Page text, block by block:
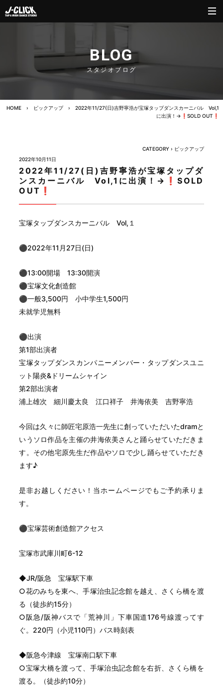
BLOG
スタジオブログ
HOME › ピックアップ› 2022年11/27(日)吉野寧浩が宝塚タップダンスカーニバル Vol,1
に出演！→❗️SOLD OUT❗️
CATEGORY › ピックアップ
2022年10月11日
2022年11/27(日)吉野寧浩が宝塚タップダ
ンスカーニバル Vol,1に出演！→❗️SOLD
OUT❗️
宝塚タップダンスカーニバル Vol,１
⚫︎2022年11月27日(日)
⚫︎13:00開場 13:30開演
⚫︎宝塚文化創造館
⚫︎一般3,500円 小中学生1,500円
未就学児無料
⚫︎出演
第1部出演者
宝塚タップダンスカンパニーメンバー・タップダンスユニ
ット陽炎&ドリームシャイン
第2部出演者
浦上雄次 細川慶太良 江口祥子 井海依美 吉野寧浩
今回は久々に師匠宅原浩一先生に創っていただいたdramと
いうソロ作品を主催の井海依美さんと踊らせていただきま
す。その他宅原先生だ作品やソロで少し踊らせていただき
ます♪
是非お越しください！当ホームページでもご予約承りま
す。
⚫︎宝塚芸術創造館アクセス
宝塚市武庫川町6-12
◆JR/阪急 宝塚駅下車
○花のみちを東へ、手塚治虫記念館を越え、さくら橋を渡
る（徒歩約15分）
○阪急/阪神バスで「荒神川」下車国道176号線渡ってす
ぐ。220円（小児110円）バス時刻表
◆阪急今津線 宝塚南口駅下車
○宝塚大橋を渡って、手塚治虫記念館を右折、さくら橋を
渡る。（徒歩約10分）